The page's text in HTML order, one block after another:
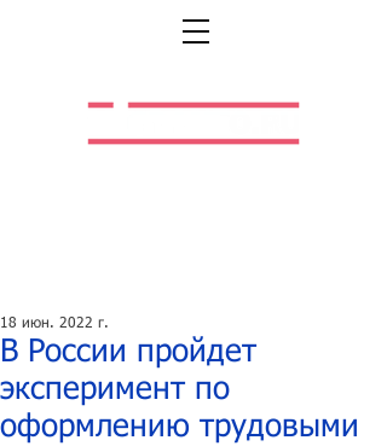
В России пройдет
эксперимент по
оформлению трудовыми
18 июн. 2022 г.